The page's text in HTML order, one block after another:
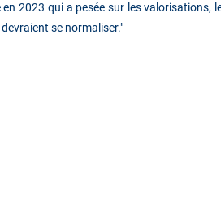
en 2023 qui a pesée sur les valorisations,
se normaliser."